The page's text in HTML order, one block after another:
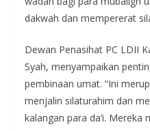
dakwah dan mempererat
Dewan Penasihat PC LDII
Syah, menyampaikan
pembinaan umat. “Ini
menjalin silaturahim dan
kalangan para da’i. Mereka